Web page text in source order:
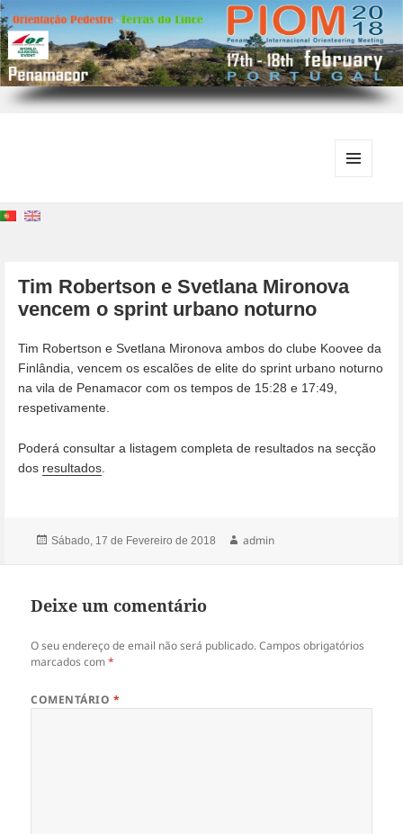
Tim Robertson e Svetlana Mironova
vencem o sprint urbano noturno
Tim Robertson e Svetlana Mironova ambos do clube Koovee da
Finlândia, vencem os escalões de elite do sprint urbano noturno
na vila de Penamacor com os tempos de 15:28 e 17:49,
respetivamente.
Poderá consultar a listagem completa de resultados na secção
dos resultados
Publicado
Sábado, 17 de Fevereiro de 2018 Autor
admin
Deixe um comentário
O seu endereço de email não será publicado. Campos obrigatórios
marcados com*
COMENTÁRIO *